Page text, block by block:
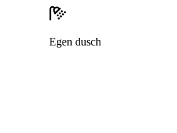
Egen dusch